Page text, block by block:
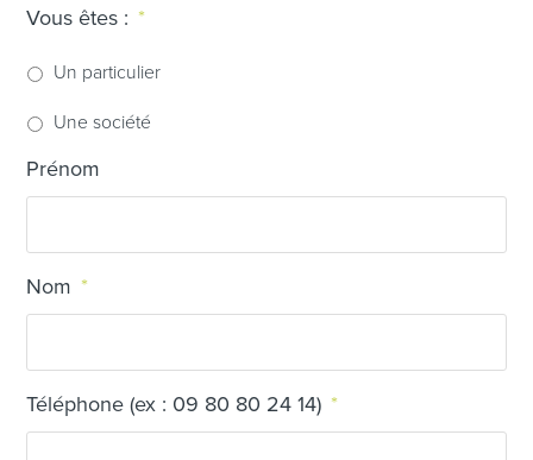
Vous êtes : *
Un particulier
Une société
Prénom
Nom *
Téléphone (ex : 09 80 80 24 14) *